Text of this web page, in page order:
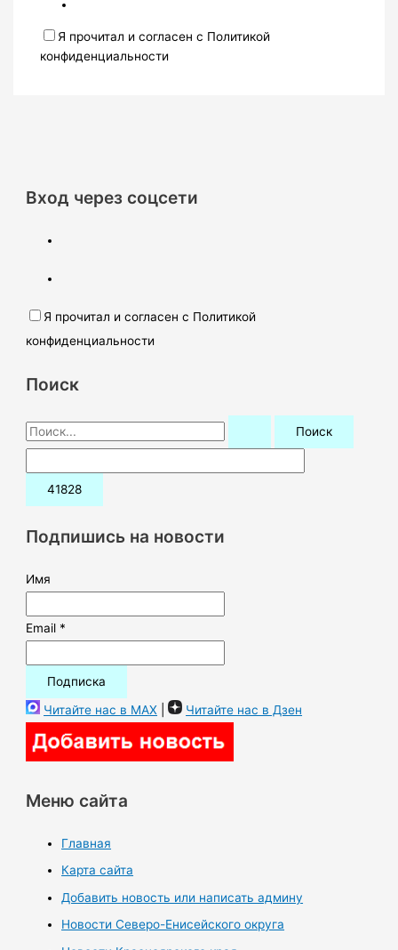
Я прочитал и согласен с Политикой
конфиденциальности
Вход через соцсети
Я прочитал и согласен с Политикой
конфиденциальности
Поиск
П
о
и
:Подпишись на новости
Имя
Email *
Читайте нас в MAX | Читайте нас в Дзен
Меню сайта
Главная
Карта сайта
Добавить новость или написать админу
Новости Северо-Енисейского округа